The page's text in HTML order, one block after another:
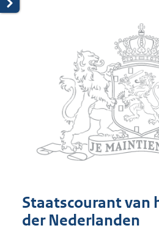
Staatscourant van
der Nederlanden